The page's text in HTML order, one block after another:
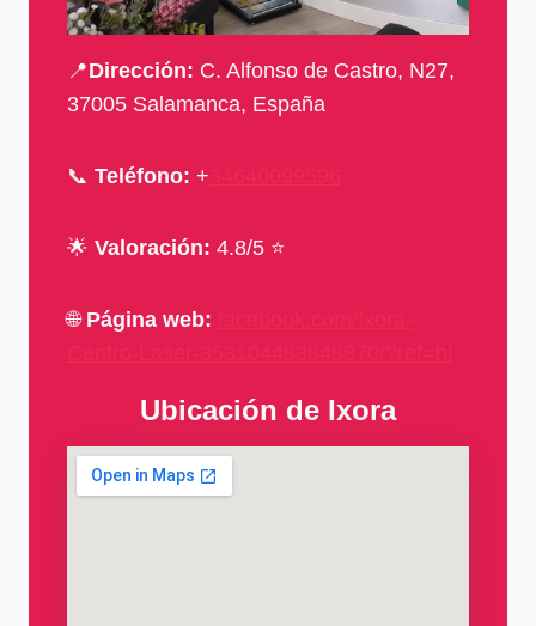
📍Dirección: C. Alfonso de Castro, N27,
37005 Salamanca, España
📞 Teléfono: +
🌟 Valoración: 4.8/5 ⭐
🌐 Página web:
Ubicación de Ixora